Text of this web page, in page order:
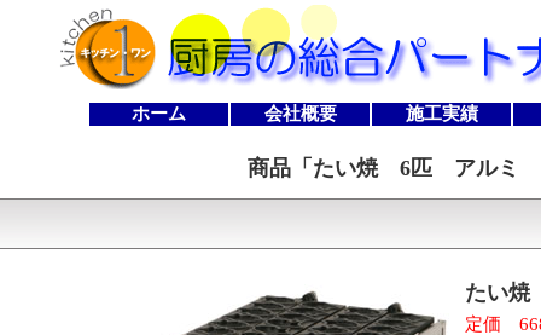
ホーム 会社概要 施工実績
商品「 たい焼 6匹 アルミ
たい
定価